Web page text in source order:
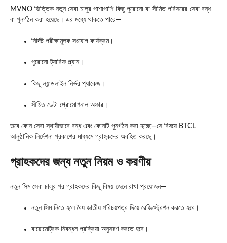
MVNO ভিত্তিক নতুন সেবা চালুর পাশাপাশি কিছু পুরোনো বা সীমিত পরিসরের সেবা বন্ধ
বা পুনর্গঠন করা হয়েছে। এর মধ্যে থাকতে পারে—
নির্দিষ্ট পরীক্ষামূলক সংযোগ কার্যক্রম।
পুরোনো ট্যারিফ প্ল্যান।
কিছু ল্যান্ডলাইন নির্ভর প্যাকেজ।
সীমিত ডেটা প্রোমোশনাল অফার।
তবে কোন সেবা স্থায়ীভাবে বন্ধ এবং কোনটি পুনর্গঠন করা হচ্ছে—সে বিষয়ে BTCL
আনুষ্ঠানিক নির্দেশনা প্রকাশের মাধ্যমে গ্রাহকদের অবহিত করছে।
গ্রাহকদের জন্য নতুন নিয়ম ও করণীয়
নতুন সিম সেবা চালুর পর গ্রাহকদের কিছু বিষয় জেনে রাখা প্রয়োজন—
নতুন সিম নিতে হলে বৈধ জাতীয় পরিচয়পত্র দিয়ে রেজিস্ট্রেশন করতে হবে।
বায়োমেট্রিক নিবন্ধন প্রক্রিয়া অনুসরণ করতে হবে।